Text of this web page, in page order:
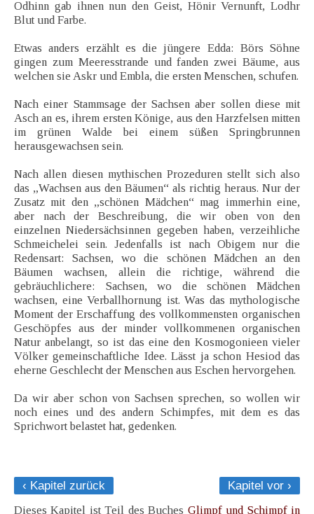
Odhinn gab ihnen nun den Geist, Hönir Vernunft, Lodhr
Blut und Farbe.
Etwas anders erzählt es die jüngere Edda: Börs Söhne
gingen zum Meeresstrande und fanden zwei Bäume, aus
welchen sie Askr und Embla, die ersten Menschen, schufen.
Nach einer Stammsage der Sachsen aber sollen diese mit
Asch an es, ihrem ersten Könige, aus den Harzfelsen mitten
im grünen Walde bei einem süßen Springbrunnen
herausgewachsen sein.
Nach allen diesen mythischen Prozeduren stellt sich also
das „Wachsen aus den Bäumen“ als richtig heraus. Nur der
Zusatz mit den „schönen Mädchen“ mag immerhin eine,
aber nach der Beschreibung, die wir oben von den
einzelnen Niedersächsinnen gegeben haben, verzeihliche
Schmeichelei sein. Jedenfalls ist nach Obigem nur die
Redensart: Sachsen, wo die schönen Mädchen an den
Bäumen wachsen, allein die richtige, während die
gebräuchlichere: Sachsen, wo die schönen Mädchen
wachsen, eine Verballhornung ist. Was das mythologische
Moment der Erschaffung des vollkommensten organischen
Geschöpfes aus der minder vollkommenen organischen
Natur anbelangt, so ist das eine den Kosmogonieen vieler
Völker gemeinschaftliche Idee. Lässt ja schon Hesiod das
eherne Geschlecht der Menschen aus Eschen hervorgehen.
Da wir aber schon von Sachsen sprechen, so wollen wir
noch eines und des andern Schimpfes, mit dem es das
Sprichwort belastet hat, gedenken.
‹ Kapitel zurück
Kapitel vor ›
Dieses Kapitel ist Teil des Buches Glimpf und Schimpf in